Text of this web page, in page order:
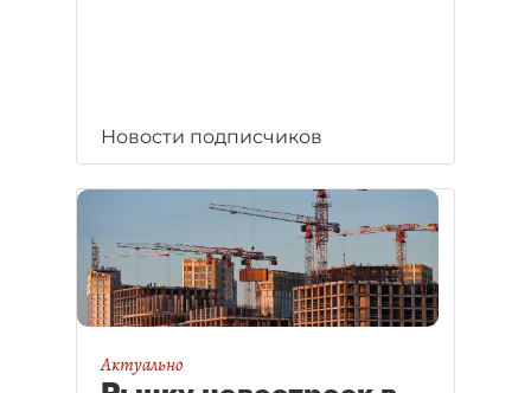
Новости подписчиков
Актуально